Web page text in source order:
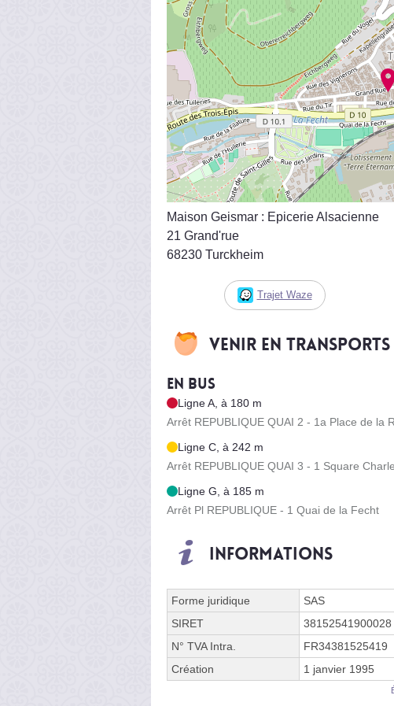
Maison Geismar : Epicerie Alsacienne
21 Grand'rue
68230 Turckheim
Trajet Waze
Venir en transports
En bus
Ligne A, à 180 m
Arrêt REPUBLIQUE QUAI 2 - 1a Place de la
Ligne C, à 242 m
Arrêt REPUBLIQUE QUAI 3 - 1 Square
Ligne G, à 185 m
Arrêt Pl REPUBLIQUE - 1 Quai de la Fecht
Informations
Forme juridique
SAS
SIRET
38152541900028
N° TVA Intra.
FR34381525419
Création
1 janvier 1995